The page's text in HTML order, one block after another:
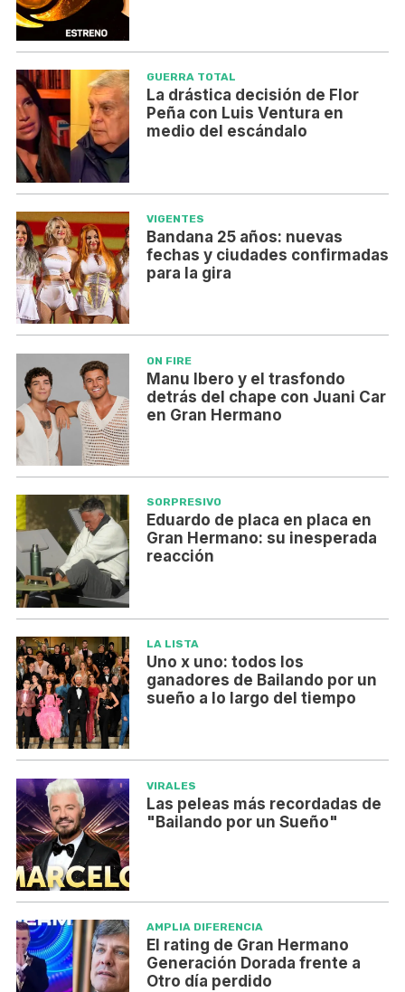
GUERRA TOTAL
La drástica decisión de Flor
Peña con Luis Ventura en
medio del escándalo
VIGENTES
Bandana 25 años: nuevas
fechas y ciudades confirmadas
para la gira
ON FIRE
Manu Ibero y el trasfondo
detrás del chape con Juani Car
en Gran Hermano
SORPRESIVO
Eduardo de placa en placa en
Gran Hermano: su inesperada
reacción
LA LISTA
Uno x uno: todos los
ganadores de Bailando por un
sueño a lo largo del tiempo
VIRALES
Las peleas más recordadas de
"Bailando por un Sueño"
AMPLIA DIFERENCIA
El rating de Gran Hermano
Generación Dorada frente a
Otro día perdido